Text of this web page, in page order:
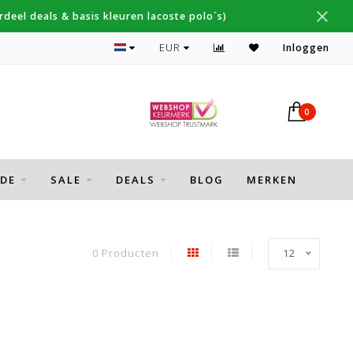
deals & basis kleuren lacoste polo´s)
Topmerken Thomas Maine, Cavallaro, Desoto
EUR Inloggen
0
SALE DEALS BLOG MERKEN
0 Producten 12